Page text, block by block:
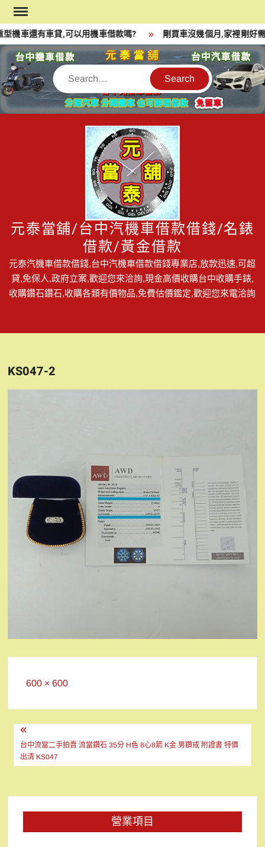
Skip
to
content
機車還有車貸,可以用機車借款嗎? 剛買車沒幾個月,家裡剛好
Search
元泰當舖/台中汽機車借款借錢/名錶
借款/黃金借款
元泰汽機車借款借錢,台中汽機車借款借錢專業店,放款迅速,可超
貸,免保人,政府立案,歡迎您來洽詢,現金高價收購台中收購手錶,
收購鑽石鑽石,收購各類有價物品,免費估價鑑定,歡迎您來電洽詢
KS047-2
Full
600 × 600
文
章
導
覽
台中流當二手拍賣 流當鑽石 35分 H色 8心8箭 K金 男鑽戒 附證書 特價
出清 KS047
營業項目